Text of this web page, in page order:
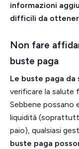
informazioni
difficili da
Non fare
buste paga
Le buste paga
verificare la salute
Sebbene possano
liquidità
paio), qualsiasi
buste paga